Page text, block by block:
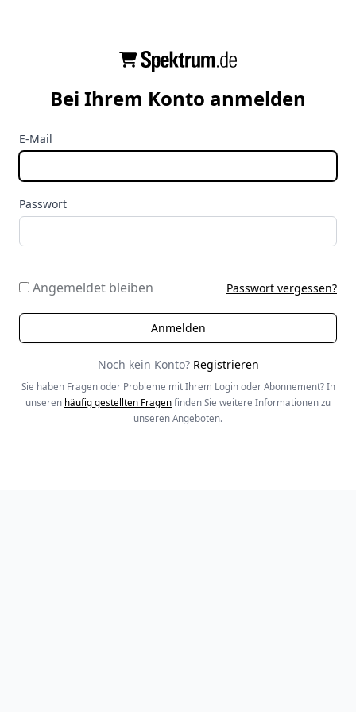
Bei Ihrem Konto anmelden
E-Mail
Passwort
Angemeldet bleiben Passwort vergessen?
Noch kein Konto? Registrieren
Sie haben Fragen oder Probleme mit Ihrem Login oder Abonnement? In
unseren häufig gestellten Fragen finden Sie weitere Informationen zu
unseren Angeboten.